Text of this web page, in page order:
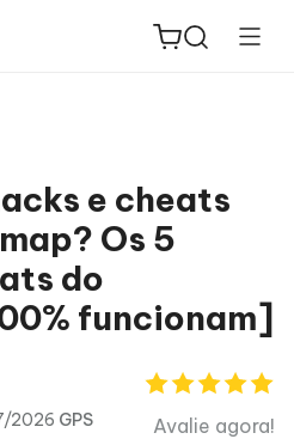
e cheats
Os 5
do
funcionam]
2026 GPS Avalie agora!